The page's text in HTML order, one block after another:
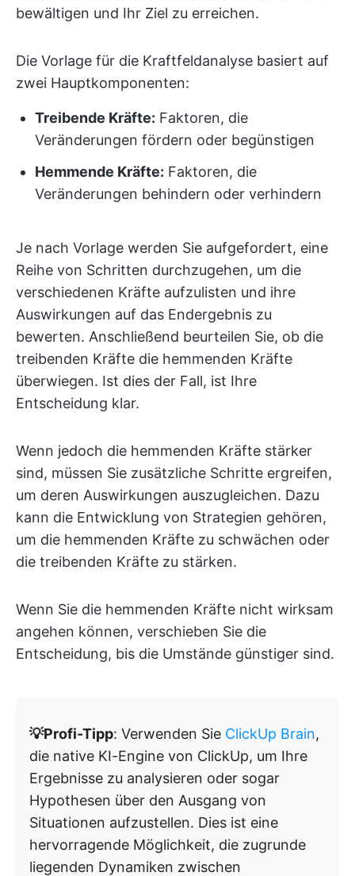
bewältigen und Ihr Ziel zu erreichen.
Die Vorlage für die Kraftfeldanalyse basiert auf
zwei Hauptkomponenten:
Treibende Kräfte: Faktoren, die
Veränderungen fördern oder begünstigen
Hemmende Kräfte: Faktoren, die
Veränderungen behindern oder verhindern
Je nach Vorlage werden Sie aufgefordert, eine
Reihe von Schritten durchzugehen, um die
verschiedenen Kräfte aufzulisten und ihre
Auswirkungen auf das Endergebnis zu
bewerten. Anschließend beurteilen Sie, ob die
treibenden Kräfte die hemmenden Kräfte
überwiegen. Ist dies der Fall, ist Ihre
Entscheidung klar.
Wenn jedoch die hemmenden Kräfte stärker
sind, müssen Sie zusätzliche Schritte ergreifen,
um deren Auswirkungen auszugleichen. Dazu
kann die Entwicklung von Strategien gehören,
um die hemmenden Kräfte zu schwächen oder
die treibenden Kräfte zu stärken.
Wenn Sie die hemmenden Kräfte nicht wirksam
angehen können, verschieben Sie die
Entscheidung, bis die Umstände günstiger sind.
💡Profi-Tipp: Verwenden Sie ClickUp Brain,
die native KI-Engine von ClickUp, um Ihre
Ergebnisse zu analysieren oder sogar
Hypothesen über den Ausgang von
Situationen aufzustellen. Dies ist eine
hervorragende Möglichkeit, die zugrunde
liegenden Dynamiken zwischen